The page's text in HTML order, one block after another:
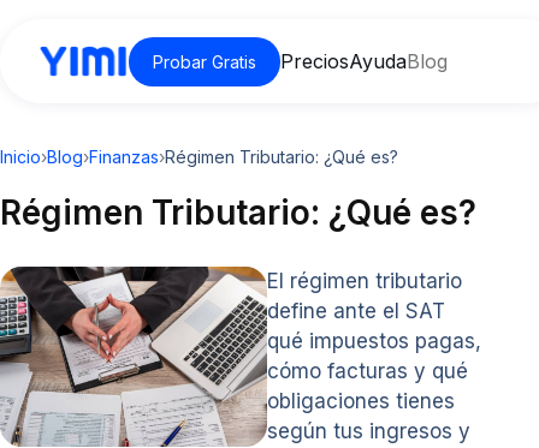
Probar Gratis PreciosAyudaBlog
Inicio›Blog›Finanzas›Régimen Tributario: ¿Qué es?
Régimen Tributario: ¿Qué es?
El régimen tributario
define ante el SAT
qué impuestos pagas,
cómo facturas y qué
obligaciones tienes
según tus ingresos y